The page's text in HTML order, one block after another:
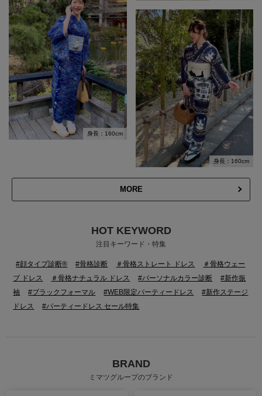
身長：160cm
身長：160cm
MORE
HOT KEYWORD
注目キーワード・特集
#顔タイプ診断® #骨格診断 ＃骨格ストレート ドレス
＃骨格ウェー
ブ ドレス
＃骨格ナチュラル ドレス #パーソナルカラー診断
#新作振
袖
#ブラックフォーマル #WEB限定パーティードレス
#新作ステージ
ドレス
#パーティードレス セール特集
BRAND
ミマツグループのブランド